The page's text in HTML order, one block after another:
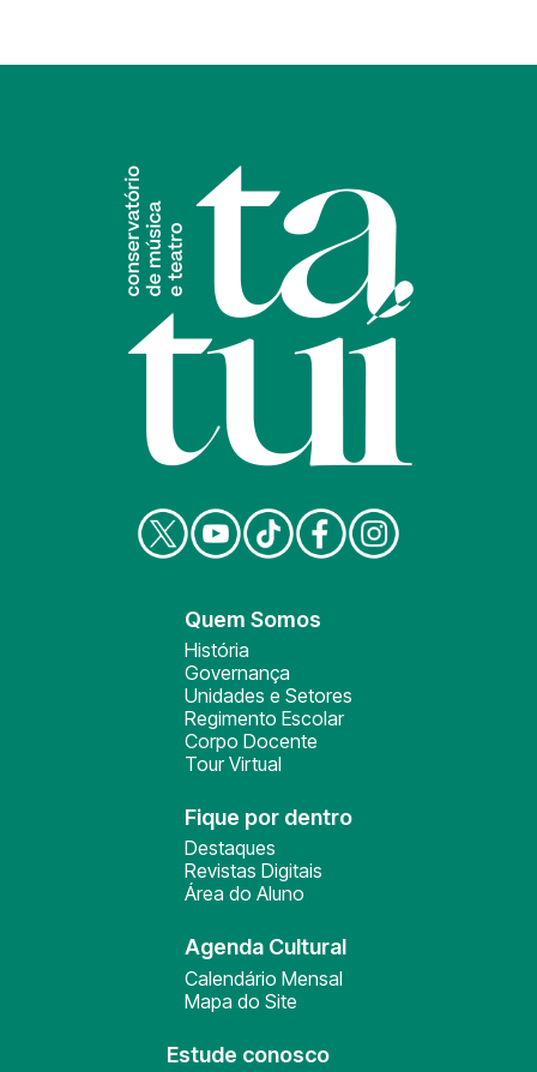
Quem Somos
História
Governança
Unidades e Setores
Regimento Escolar
Corpo Docente
Tour Virtual
Fique por dentro
Destaques
Revistas Digitais
Área do Aluno
Agenda Cultural
Calendário Mensal
Mapa do Site
Estude conosco